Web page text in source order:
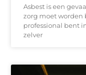
Asbest is een
zorg moet worden
professional bent
zelver